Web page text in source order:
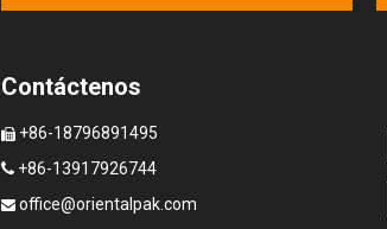
Contáctenos
+86-18796891495
+86-13917926744
 office@orientalpak.com